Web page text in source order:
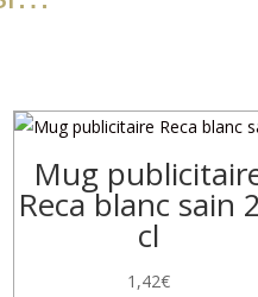
Mug
Reca blanc sain
cl
1,42€